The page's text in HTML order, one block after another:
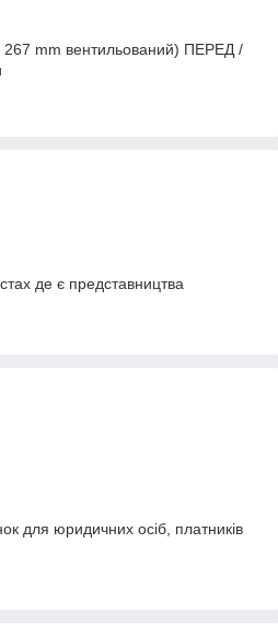
267 mm вентильований) ПЕРЕД /
де є представництва
для юридичних осіб, платників